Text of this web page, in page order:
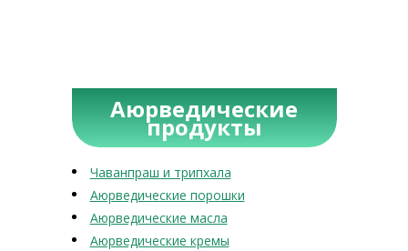
Аюрведические
продукты
Чаванпраш и трипхала
Аюрведические порошки
Аюрведические масла
Аюрведические кремы